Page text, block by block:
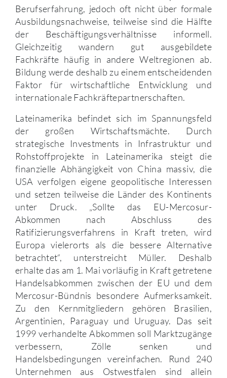
Berufserfahrung, jedoch oft nicht über formale
Ausbildungsnachweise, teilweise sind die Hälfte
der Beschäftigungsverhältnisse informell.
Gleichzeitig wandern gut ausgebildete
Fachkräfte häufig in andere Weltregionen ab.
Bildung werde deshalb zu einem entscheidenden
Faktor für wirtschaftliche Entwicklung und
internationale Fachkräftepartnerschaften.
Lateinamerika befindet sich im Spannungsfeld
der großen Wirtschaftsmächte. Durch
strategische Investments in Infrastruktur und
Rohstoffprojekte in Lateinamerika steigt die
finanzielle Abhängigkeit von China massiv, die
USA verfolgen eigene geopolitische Interessen
und setzen teilweise die Länder des Kontinents
unter Druck. „Sollte das EU-Mercosur-
Abkommen nach Abschluss des
Ratifizierungsverfahrens in Kraft treten, wird
Europa vielerorts als die bessere Alternative
betrachtet“, unterstreicht Müller. Deshalb
erhalte das am 1. Mai vorläufig in Kraft getretene
Handelsabkommen zwischen der EU und dem
Mercosur-Bündnis besondere Aufmerksamkeit.
Zu den Kernmitgliedern gehören Brasilien,
Argentinien, Paraguay und Uruguay. Das seit
1999 verhandelte Abkommen soll Marktzugänge
verbessern, Zölle senken und
Handelsbedingungen vereinfachen. Rund 240
Unternehmen aus Ostwestfalen sind allein